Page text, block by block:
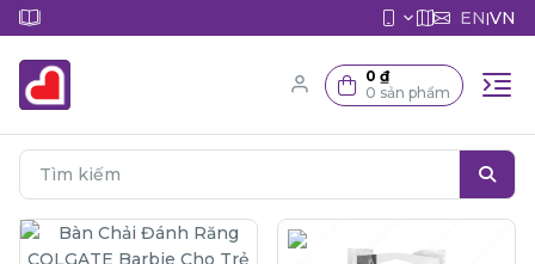
EN|VN
0 ₫
0 sản phẩm